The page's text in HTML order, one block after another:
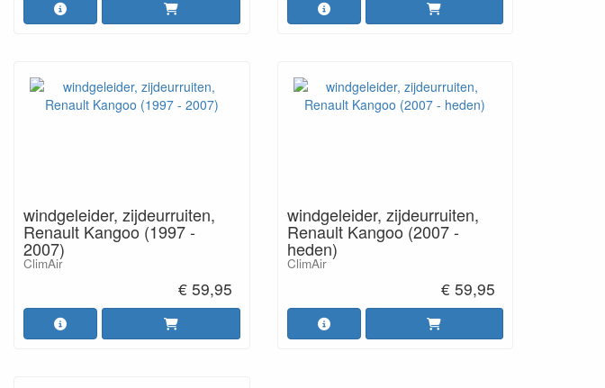
windgeleider, zijdeurruiten,
Renault Kangoo (1997 -
2007)
ClimAir
€ 59,95
windgeleider, zijdeurruiten,
Renault Kangoo (2007 -
heden)
ClimAir
€ 59,95